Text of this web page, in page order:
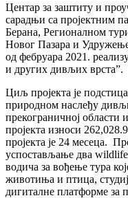
Центар за заштиту и
сарадњи са пројектним
Берана, Регионалном
Новог Пазара и
од фебруара 2021.
и других дивљих врста”.
Циљ пројекта је
природном наслеђу
прекограничној области
пројекта износи
пројекта је 24 месеца.
успостављање два
водича за вођење тура
животиња и птица,
дигиталне платформе за